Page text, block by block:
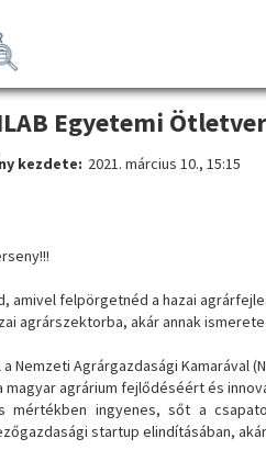
Egyetemi
kezdete: 2021. március 10., 15:15
amivel felpörgetnéd a hazai
agrárszektorba, akár annak
a Nemzeti Agrárgazdasági
magyar agrárium fejlődéséért és
mértékben ingyenes, sőt a
startup elindításában,